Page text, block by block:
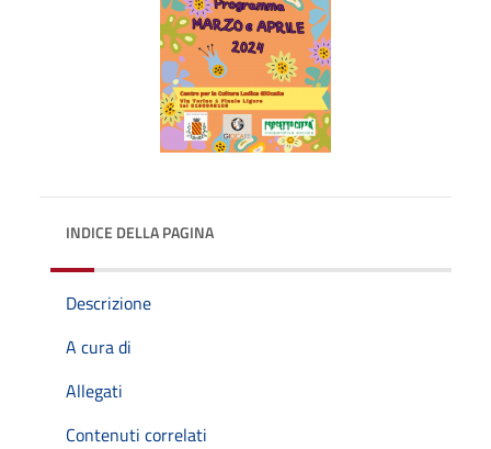
INDICE DELLA PAGINA
Descrizione
A cura di
Allegati
Contenuti correlati